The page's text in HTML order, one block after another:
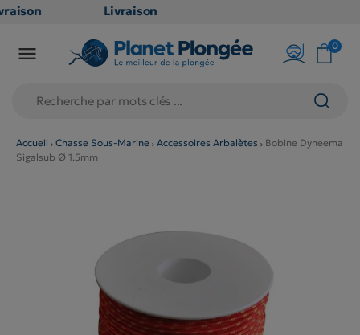
Livraison
en point
79€
(hors
produits
éligibles)
 0
Accueil Chasse Sous-Marine Accessoires Arbalètes
Bobine Dyneema
Sigalsub Ø 1.5mm